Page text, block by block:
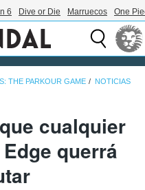
6 Dive or Die Marruecos One
THE PARKOUR GAME NOTICIAS
cualquier
querrá